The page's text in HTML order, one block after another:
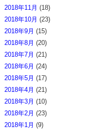
2018年11月 (18)
2018年10月 (23)
2018年9月 (15)
2018年8月 (20)
2018年7月 (21)
2018年6月 (24)
2018年5月 (17)
2018年4月 (21)
2018年3月 (10)
2018年2月 (23)
2018年1月 (9)